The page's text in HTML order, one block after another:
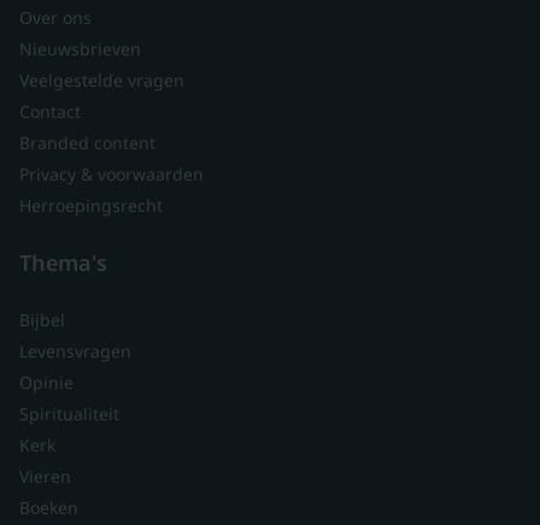
Over ons
Nieuwsbrieven
Veelgestelde vragen
Contact
Branded content
Privacy & voorwaarden
Herroepingsrecht
Thema's
Bijbel
Levensvragen
Opinie
Spiritualiteit
Kerk
Vieren
Boeken